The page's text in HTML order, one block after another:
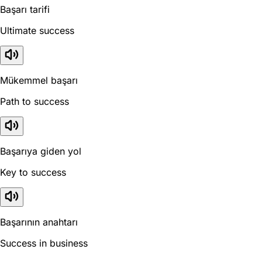
Başarı tarifi
Ultimate success
Mükemmel başarı
Path to success
Başarıya giden yol
Key to success
Başarının anahtarı
Success in business